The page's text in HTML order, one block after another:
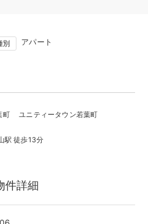
別 アパート
町 ユニティータウン若葉町
駅 徒歩13分
件詳細